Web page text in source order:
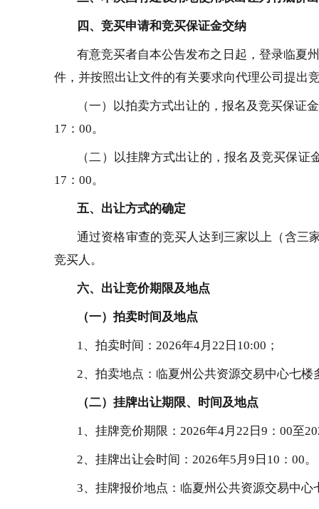
四、竞买申请和竞买保证金交纳
有意竞买者自本公告发布之日起，登录临夏
件，并按照出让文件的有关要求向代理公司 提出
（一） 以拍卖方式出让的，报名及竞买保证
17：00。
（二）以挂牌方式出让的，报名及竞买保证
17：00。
五、 出让方式的确定
通过资格审查的竞买人达到三家以上（含三
竞买人。
六、出让竞价期限及地点
（一）拍卖时间及地点
1、 拍卖时间： 2026年4月 22 日 10:00 ；
2、拍卖地点：临夏州公共资源交易中心七楼
（二）挂牌出让期限、时间及地点
1、挂牌竞价期限：2026年4月 22 日 9：00至
2、挂牌出让会时间：2026年5 月 9 日 10 ： 00。
3、挂牌报价地点：临夏州公共资源交易中心